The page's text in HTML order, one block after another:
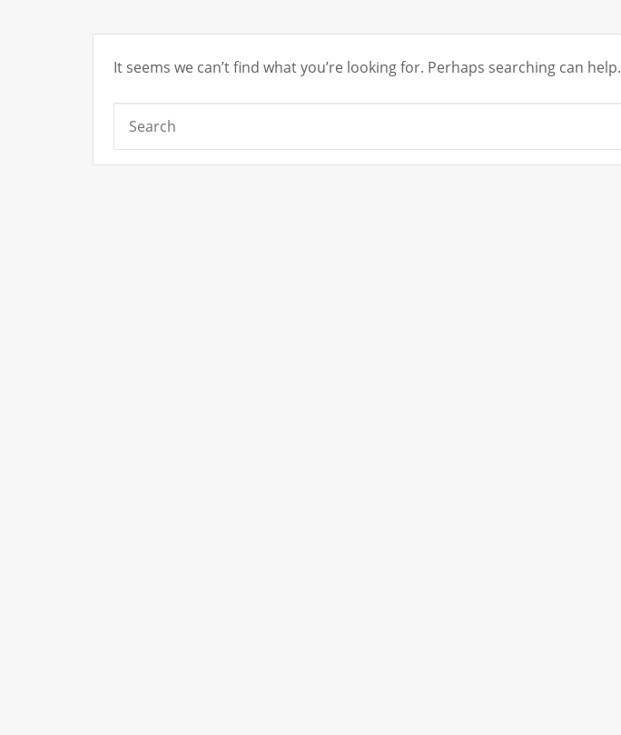
It seems we can’t find what you’re looking for. Perhaps searching can help.